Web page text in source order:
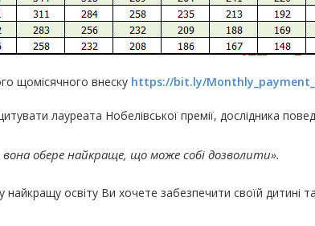
щомісячного внеску https://bit.ly/
лауреата Нобелівської премії, дослідника
вона обере найкраще, що може собі дозволити».
освіту Ви хочете забезпечити своїй дитині